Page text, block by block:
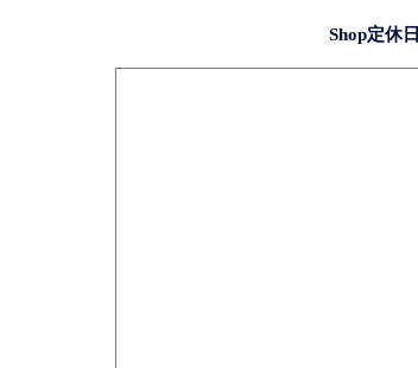
Shop定休日